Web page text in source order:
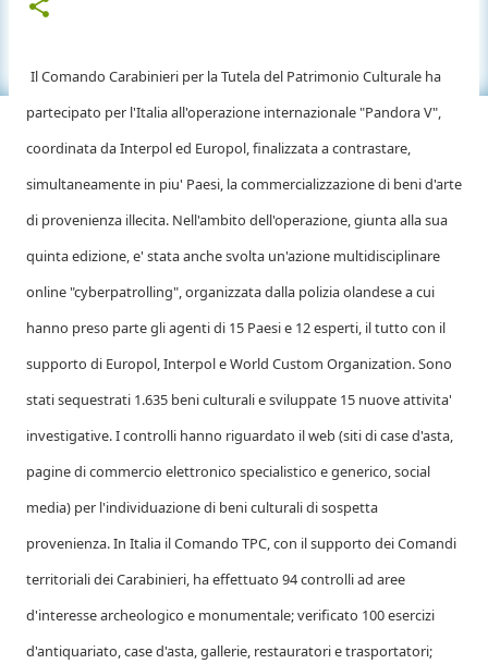
Il Comando Carabinieri per la Tutela del Patrimonio Culturale ha
partecipato per l'Italia all'operazione internazionale "Pandora V",
coordinata da Interpol ed Europol, finalizzata a contrastare,
simultaneamente in piu' Paesi, la commercializzazione di beni d'arte
di provenienza illecita. Nell'ambito dell'operazione, giunta alla sua
quinta edizione, e' stata anche svolta un'azione multidisciplinare
online "cyberpatrolling", organizzata dalla polizia olandese a cui
hanno preso parte gli agenti di 15 Paesi e 12 esperti, il tutto con il
supporto di Europol, Interpol e World Custom Organization. Sono
stati sequestrati 1.635 beni culturali e sviluppate 15 nuove attivita'
investigative. I controlli hanno riguardato il web (siti di case d'asta,
pagine di commercio elettronico specialistico e generico, social
media) per l'individuazione di beni culturali di sospetta
provenienza. In Italia il Comando TPC, con il supporto dei Comandi
territoriali dei Carabinieri, ha effettuato 94 controlli ad aree
d'interesse archeologico e monumentale; verificato 100 esercizi
d'antiquariato, case d'asta, gallerie, restauratori e trasportatori;